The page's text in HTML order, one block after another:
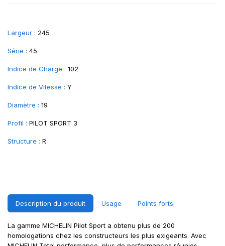
Largeur : 245
Série : 45
Indice de Charge : 102
Indice de Vitesse : Y
Diamètre : 19
Profil : PILOT SPORT 3
Structure : R
Description du produit Usage Points forts
La gamme MICHELIN Pilot Sport a obtenu plus de 200
homologations chez les constructeurs les plus exigeants. Avec